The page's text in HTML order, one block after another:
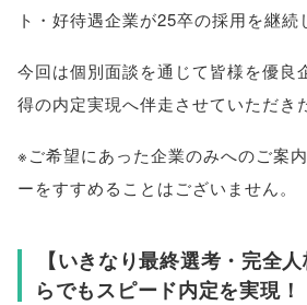
ト・好待遇企業が25卒の採用を継続
今回は個別面談を通じて皆様を優良
得の内定実現へ伴走させていただき
※ご希望にあった企業のみへのご案
ーをすすめることはございません。
【いきなり最終選考・完全
らでもスピード内定を実現！